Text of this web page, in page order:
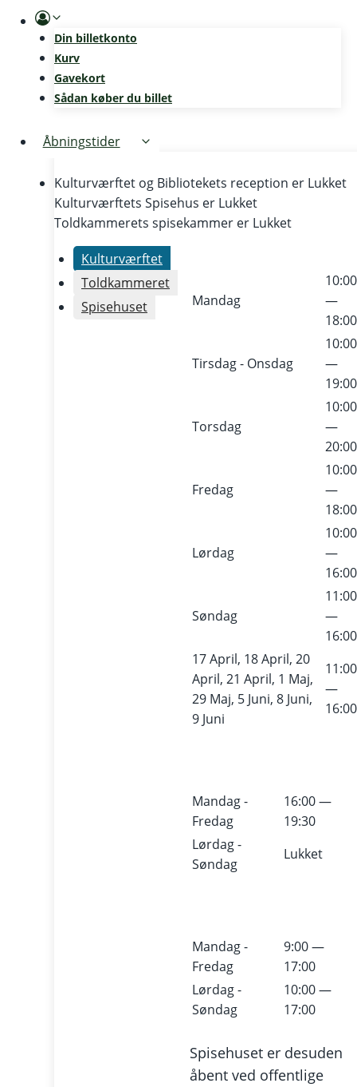
Din billetkonto
Kurv
Gavekort
Sådan køber du billet
Åbningstider
Kulturværftet og Bibliotekets reception er Lukket
Kulturværftets Spisehus er Lukket
Toldkammerets spisekammer er Lukket
Kulturværftet
Toldkammeret
Spisehuset
Mandag
10:00
—
18:00
Tirsdag - Onsdag
10:00
—
19:00
Torsdag
10:00
—
20:00
Fredag
10:00
—
18:00
Lørdag
10:00
—
16:00
Søndag
11:00
—
16:00
17 April, 18 April, 20
April, 21 April, 1 Maj,
29 Maj, 5 Juni, 8 Juni,
9 Juni
11:00
—
16:00
Mandag -
Fredag
16:00 —
19:30
Lørdag -
Søndag
Lukket
Mandag -
Fredag
9:00 —
17:00
Lørdag -
Søndag
10:00 —
17:00
Spisehuset er desuden
åbent ved offentlige